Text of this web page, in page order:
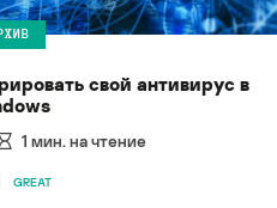
свой антивирус в
1 мин. на чтение
GREAT